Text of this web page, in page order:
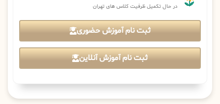
در حال تکمیل ظرفیت کلاس های تهران
ثبت نام آموزش حضوری
ثبت نام آموزش آنلاین